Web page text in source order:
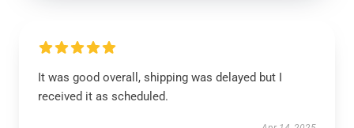
It was good overall, shipping was delayed but I
received it as scheduled.